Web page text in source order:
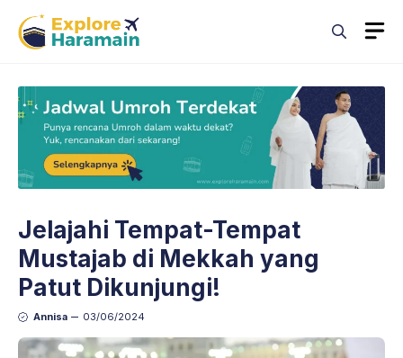
content
Jelajahi Tempat-Tempat
Mustajab di Mekkah yang
Patut Dikunjungi!
Annisa 03/06/2024